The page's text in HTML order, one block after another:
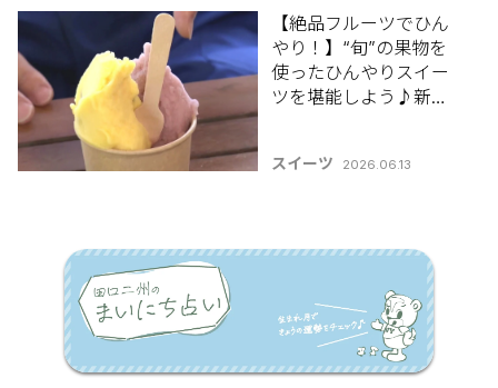
【絶品フルーツでひん
やり！】“旬”の果物を
使ったひんやりスイー
ツを堪能しよう♪新潟
んやりスポット・グル
スイーツ 2026.06.13